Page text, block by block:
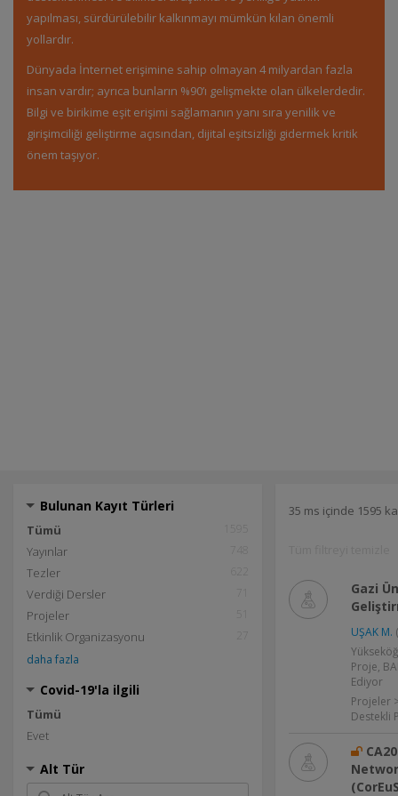
yapılması, sürdürülebilir kalkınmayı mümkün kılan önemli
yollardır.
Dünyada İnternet erişimine sahip olmayan 4 milyardan fazla
insan vardır; ayrıca bunların %90’ı gelişmekte olan ülkelerdedir.
Bilgi ve birikime eşit erişimi sağlamanın yanı sıra yenilik ve
girişimciliği geliştirme açısından, dijital eşitsizliği gidermek kritik
önem taşıyor.
Bulunan Kayıt Türleri
Tümü
Yayınlar
Tezler
Verdiği Dersler
Projeler
Etkinlik Organizasyonu
daha fazla
Covid-19'la ilgili
Tümü
Evet
Alt Tür
35 ms içinde 1595
Gazi
UŞAK M.
Proje,
Ediyor
Projeler
Destekli